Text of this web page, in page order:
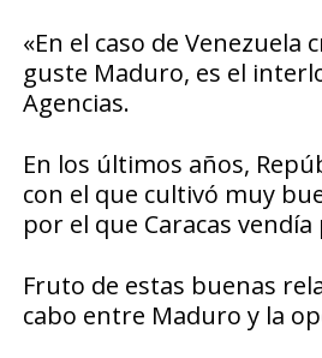
«En el caso de
guste Maduro, es el
Agencias.
En los últimos años,
con el que cultivó muy
por el que Caracas
Fruto de estas buenas
cabo entre Maduro y la